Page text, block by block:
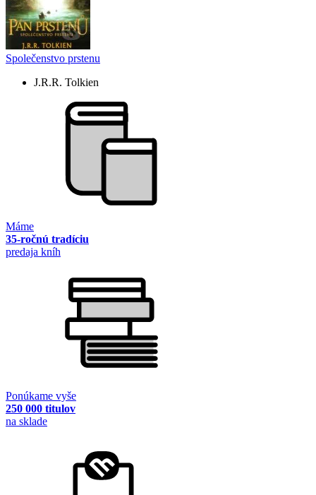
Společenstvo prstenu
J.R.R. Tolkien
Máme
35-ročnú tradíciu
predaja kníh
Ponúkame vyše
250 000 titulov
na sklade